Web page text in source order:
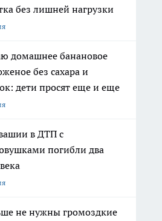
без лишней нагрузки
домашнее банановое
без сахара и
дети просят еще и еще
в ДТП с
погибли два
не нужны громоздкие